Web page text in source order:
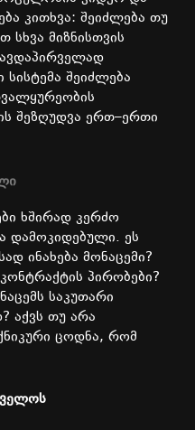
კითხვა: შეიძლება თუ
სხვა მიზნისთვის
სისტემა შეიძლება
შეზღუდვა ერთ–ერთი
ხშირად კერძო
დამოკიდებული. ეს
ინახება მონაცემი?
კონტრაქტის პირობები?
საკუთარი
? აქვს თუ არა
ცოდნა, რომ